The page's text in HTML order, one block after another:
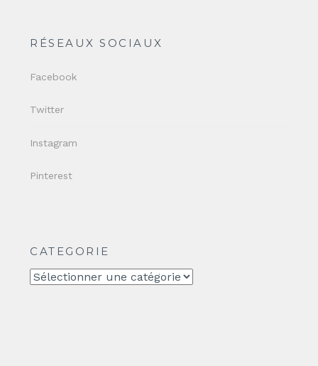
RÉSEAUX SOCIAUX
Facebook
Twitter
Instagram
Pinterest
CATEGORIE
CATEGORIE